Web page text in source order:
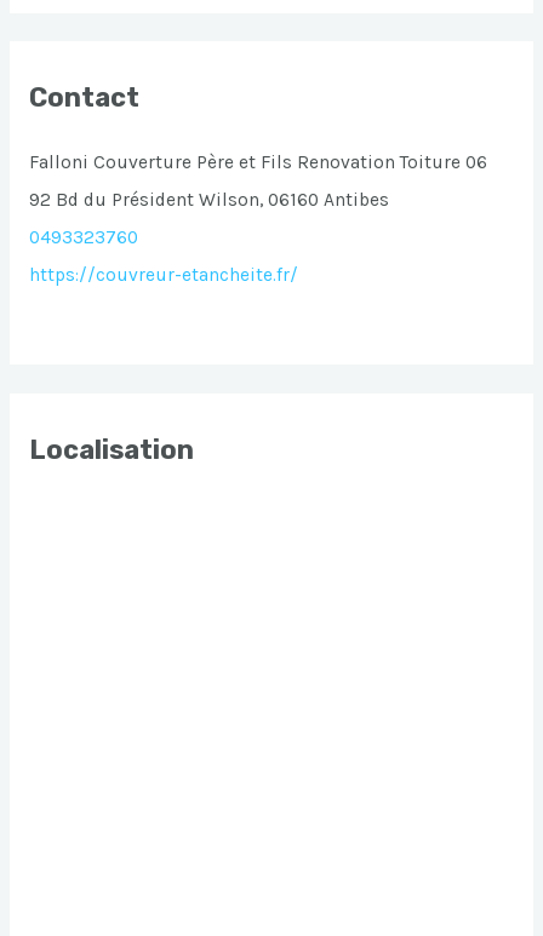
Contact
Falloni Couverture Père et Fils Renovation Toiture 06
92 Bd du Président Wilson, 06160 Antibes
0493323760
https://couvreur-etancheite.fr/
Localisation